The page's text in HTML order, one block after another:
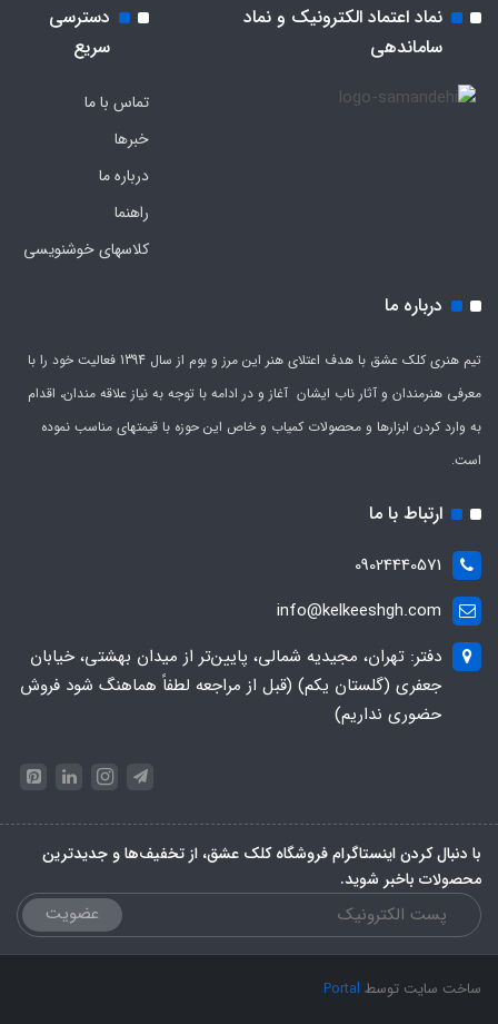
نماد اعتماد الکترونیک و نماد
ساماندهی
دسترسی
سریع
تماس با ما
خبرها
درباره ما
راهنما
کلاسهای خوشنویسی
درباره ما
تیم هنری کلک عشق با هدف اعتلای هنر این مرز و بوم از سال 1394 فعالیت خود را با
معرفی هنرمندان و آثار ناب ایشان آغاز و در ادامه با توجه به نیاز علاقه مندان، اقدام
به وارد کردن ابزارها و محصولات کمیاب و خاص این حوزه با قیمتهای مناسب نموده
است.
ارتباط با ما
09024440571
info@kelkeeshgh.com
دفتر: تهران، مجیدیه شمالی، پایین‌تر از میدان بهشتی، خیابان
جعفری (گلستان یکم) (قبل از مراجعه لطفاً هماهنگ شود فروش
حضوری نداریم)
با دنبال کردن اینستاگرام فروشگاه کلک عشق، از تخفیف‌ها و جدیدترین‌
محصولات باخبر شوید.
عضویت
ساخت سایت توسط Portal